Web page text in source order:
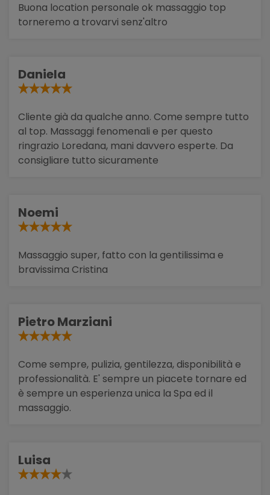
Buona location personale ok massaggio top
torneremo a trovarvi senz'altro
Daniela
Cliente già da qualche anno. Come sempre tutto
al top. Massaggi fenomenali e per questo
ringrazio Loredana, mani davvero esperte. Da
consigliare tutto sicuramente
Noemi
Massaggio super, fatto con la gentilissima e
bravissima Cristina
Pietro Marziani
Come sempre, pulizia, gentilezza, disponibilità e
professionalità. E' sempre un piacete tornare ed
è sempre un esperienza unica la Spa ed il
massaggio.
Luisa